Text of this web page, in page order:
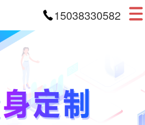
15038330582
首页
APP开发
小程序开发